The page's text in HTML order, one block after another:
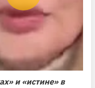
и «истине» в